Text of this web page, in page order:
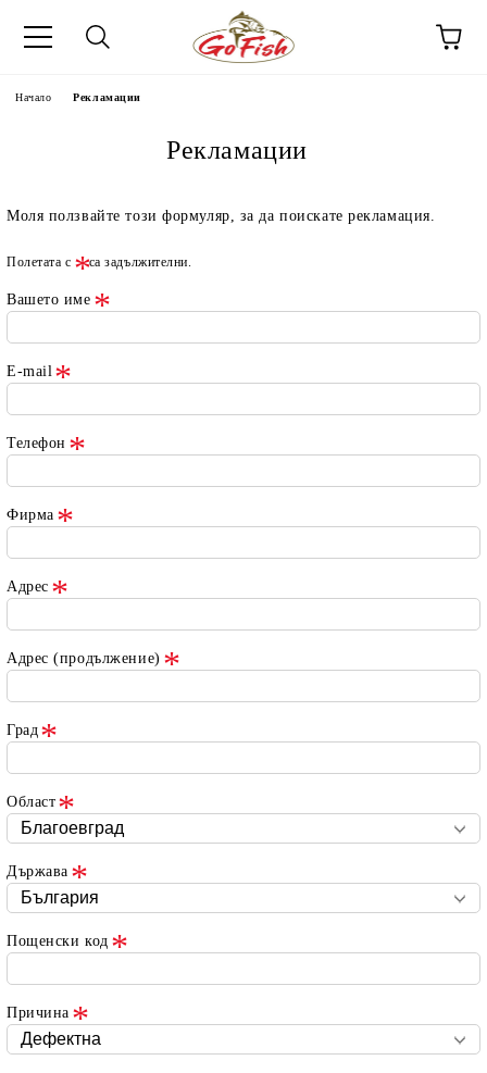
Начало Рекламации
Рекламации
Моля ползвайте този формуляр, за да поискате рекламация.
Полетата с са задължителни.
Вашето име
E-mail
Телефон
Фирма
Адрес
Адрес (продължение)
Град
Област
Държава
Пощенски код
Причина